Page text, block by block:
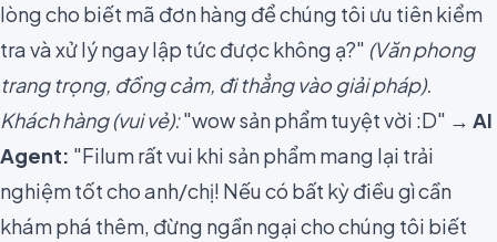
lòng cho biết mã đơn hàng để chúng tôi ưu tiên kiểm
tra và xử lý ngay lập tức được không ạ?" (Văn phong
trang trọng, đồng cảm, đi thẳng vào giải pháp).
Khách hàng (vui vẻ):"wow sản phẩm tuyệt vời :D" → AI
Agent: "Filum rất vui khi sản phẩm mang lại trải
nghiệm tốt cho anh/chị! Nếu có bất kỳ điều gì cần
khám phá thêm, đừng ngần ngại cho chúng tôi biết